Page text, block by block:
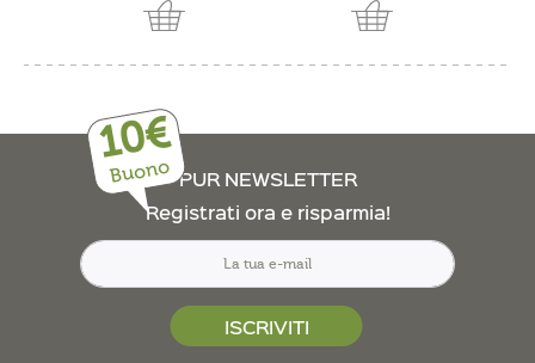
10€
Buono PUR NEWSLETTER
Registrati ora e risparmia!
ISCRIVITI